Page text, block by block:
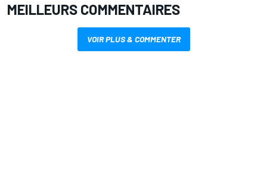
MEILLEURS COMMENTAIRES
VOIR PLUS & COMMENTER